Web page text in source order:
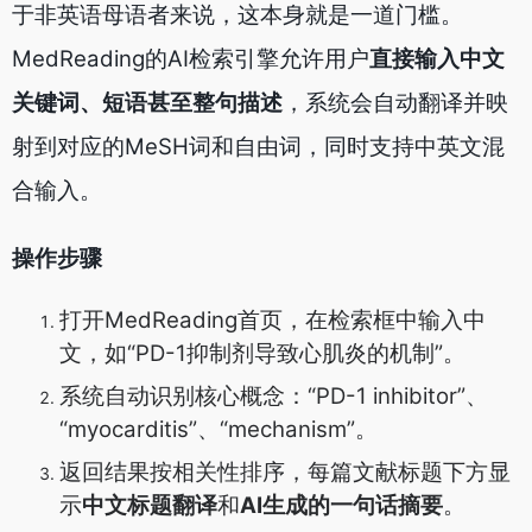
于非英语母语者来说，这本身就是一道门槛。
MedReading的AI检索引擎允许用户直接输入中文
关键词、短语甚至整句描述 ，系统会自动翻译并映
射到对应的MeSH词和自由词，同时支持中英文混
合输入。
操作步骤
打开MedReading首页，在检索框中输入中
文，如“PD-1抑制剂导致心肌炎的机制”。
系统自动识别核心概念：“PD-1 inhibitor”、
“myocarditis”、“mechanism”。
返回结果按相关性排序，每篇文献标题下方显
示中文标题翻译和AI生成的一句话摘要。